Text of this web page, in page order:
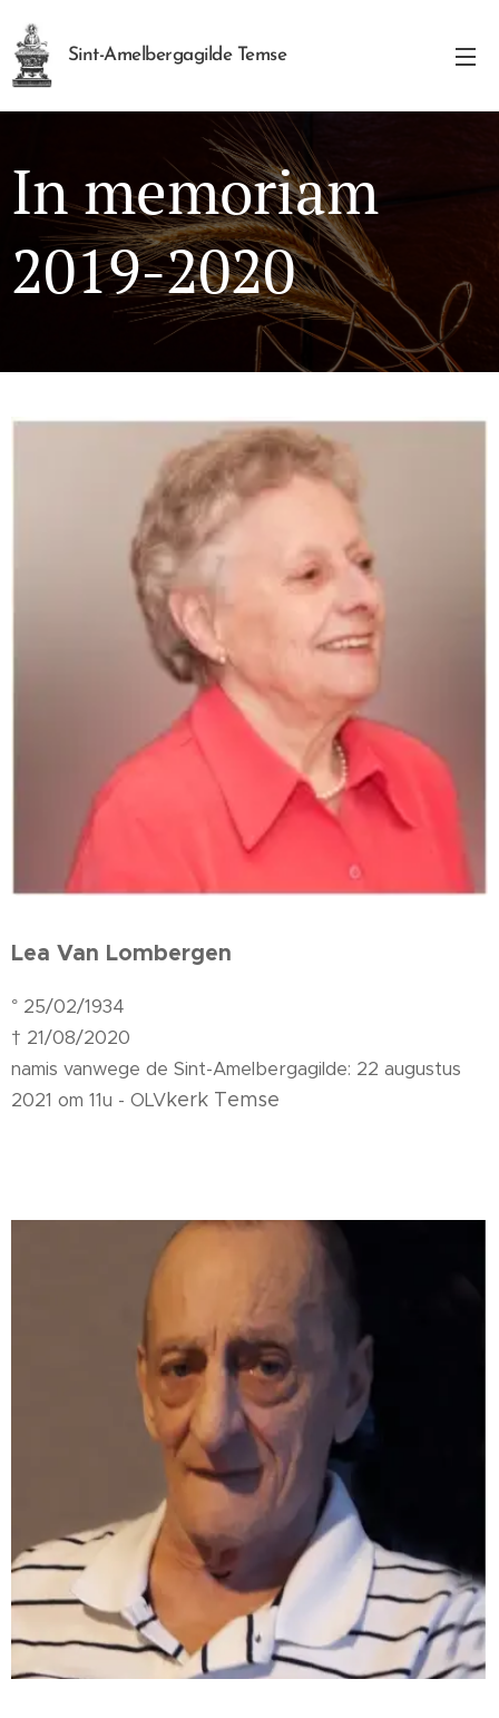
Sint-Amelbergagilde Temse
In memoriam
2019-2020
Lea Van Lombergen
° 25/02/1934
† 21/08/2020
namis vanwege de Sint-Amelbergagilde: 22 augustus
2021 om 11u - OLVkerk Temse